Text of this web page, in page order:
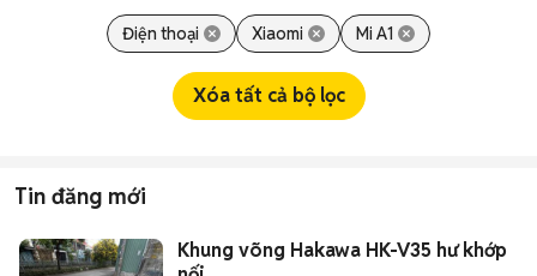
Điện thoại Xiaomi Mi A1
Xóa tất cả bộ lọc
Tin đăng mới
Khung võng Hakawa HK-V35 hư khớp